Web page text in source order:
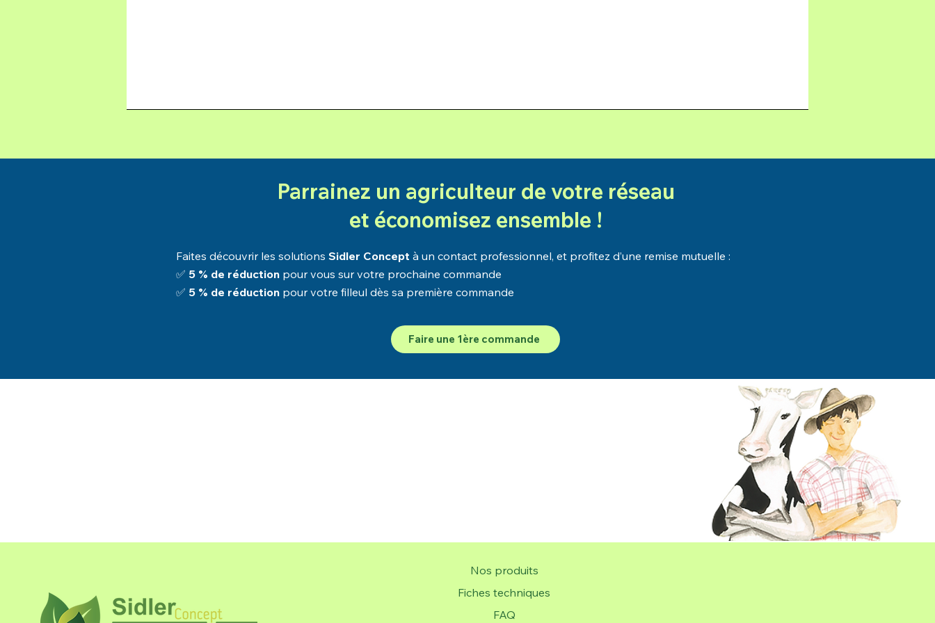
Parrainez un agriculteur de votre réseau
et économisez ensemble !
Faites découvrir les solutions Sidler Concept à un contact professionnel, et profitez d’une remise mutuelle :
✅ 5 % de réduction pour vous sur votre prochaine commande
✅ 5 % de réduction pour votre filleul dès sa première commande
Faire une 1ère commande
Nos produits
Fiches techniques
FAQ